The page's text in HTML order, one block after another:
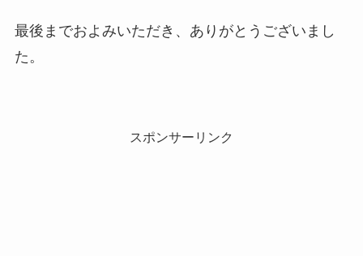
最後までおよみいただき、ありがとうございまし
た。
スポンサーリンク